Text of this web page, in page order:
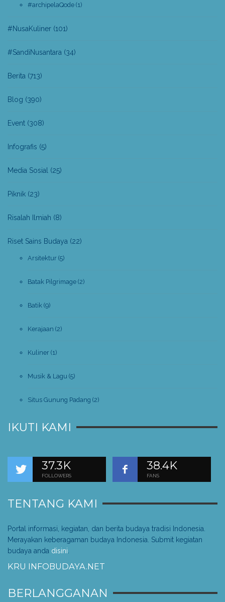
#archipelaQode (1)
#NusaKuliner (101)
#SandiNusantara (34)
Berita (713)
Blog (390)
Event (308)
Infografis (5)
Media Sosial (25)
Piknik (23)
Risalah Ilmiah (8)
Riset Sains Budaya (22)
Arsitektur (5)
Batak Pilgrimage (2)
Batik (9)
Kerajaan (2)
Kuliner (1)
Musik & Lagu (5)
Situs Gunung Padang (2)
IKUTI KAMI
37.3K
FOLLOWERS
38.4K
FANS
TENTANG KAMI
Portal informasi, kegiatan, dan berita budaya tradisi Indonesia.
Merayakan keberagaman budaya Indonesia. Submit kegiatan
budaya anda disini
KRU INFOBUDAYA.NET
BERLANGGANAN